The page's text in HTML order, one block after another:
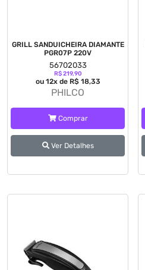
GRILL SANDUICHEIRA DIAMANTE
PGR07P 220V
56702033
R$ 219,90
ou 12x de R$ 18,33
PHILCO
Comprar
Ver Detalhes